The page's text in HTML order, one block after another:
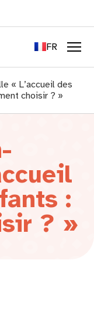
FR
LU
« L’accueil des
choisir ? »
:
? »